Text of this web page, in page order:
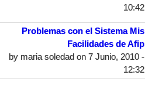
10:42
Problemas con el Sistema Mis
Facilidades de Afip
by maria soledadon 7 Junio, 2010 -
12:32